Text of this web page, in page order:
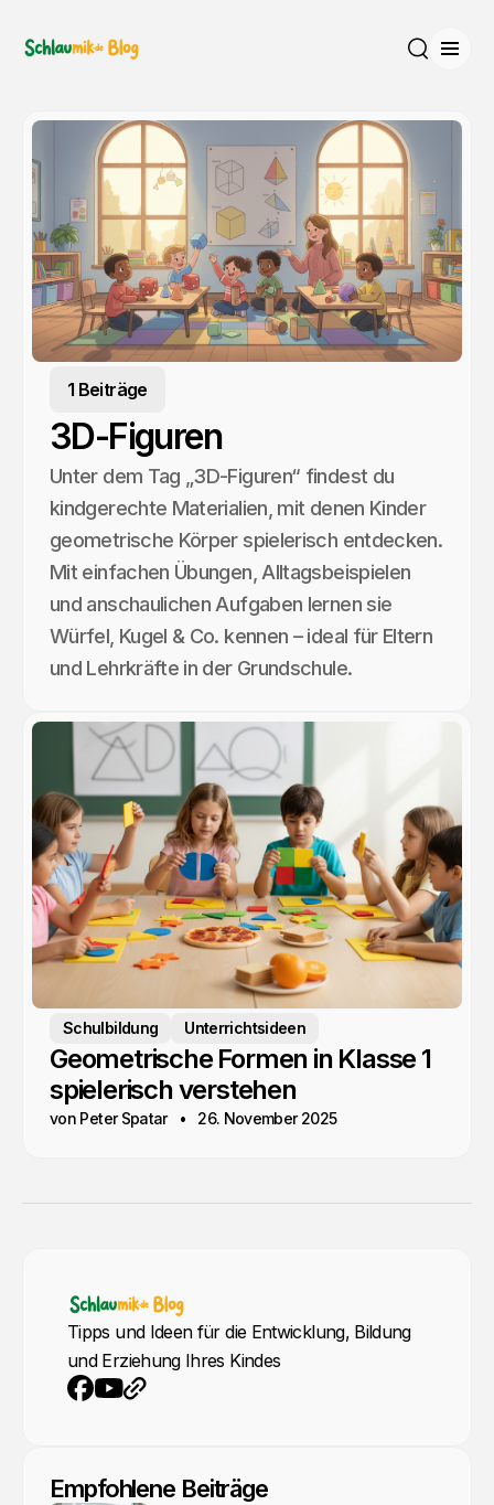
1 Beiträge
3D-Figuren
Unter dem Tag „3D-Figuren“ findest du
kindgerechte Materialien, mit denen Kinder
geometrische Körper spielerisch entdecken.
Mit einfachen Übungen, Alltagsbeispielen
und anschaulichen Aufgaben lernen sie
Würfel, Kugel & Co. kennen – ideal für Eltern
und Lehrkräfte in der Grundschule.
Schulbildung Unterrichtsideen
Geometrische Formen in Klasse 1
spielerisch verstehen
von Peter Spatar 26. November 2025
Tipps und Ideen für die Entwicklung, Bildung
und Erziehung Ihres Kindes
Empfohlene Beiträge